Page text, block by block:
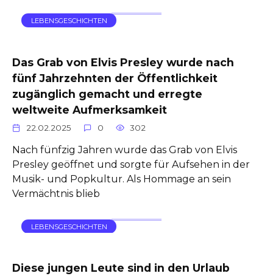
LEBENSGESCHICHTEN
Das Grab von Elvis Presley wurde nach
fünf Jahrzehnten der Öffentlichkeit
zugänglich gemacht und erregte
weltweite Aufmerksamkeit
22.02.2025 0 302
Nach fünfzig Jahren wurde das Grab von Elvis
Presley geöffnet und sorgte für Aufsehen in der
Musik- und Popkultur. Als Hommage an sein
Vermächtnis blieb
LEBENSGESCHICHTEN
Diese jungen Leute sind in den Urlaub